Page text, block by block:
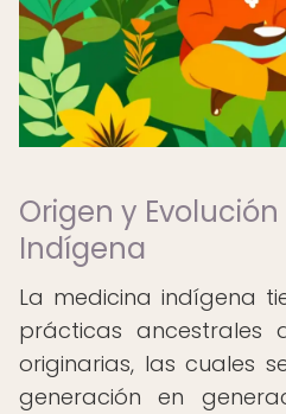
Origen y
Indígena
La medicina indígena
prácticas ancestrales
originarias, las cuales
generación en